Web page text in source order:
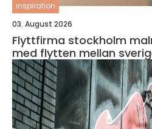
inspiration
03. August 2026
Flyttfirma stockholm malmö så
med flytten mellan